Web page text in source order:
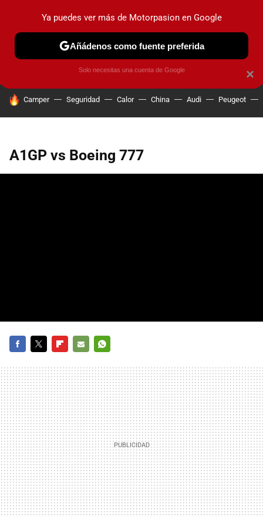
PRUEBAS COCHES ELÉCTRICOS OBSERVATORIO
HOY SE HABLA DE
Camper Seguridad Calor China Audi Peugeot
A1GP vs Boeing 777
MAIL
×
Ya puedes ver más de Motorpasion en Google
Añádenos como fuente preferida
Solo necesitas una cuenta de Google